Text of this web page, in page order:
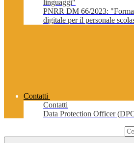
linguaggi"
PNRR DM 66/2023:
digitale per il personale
Contatti
Contatti
Data Protection Officer